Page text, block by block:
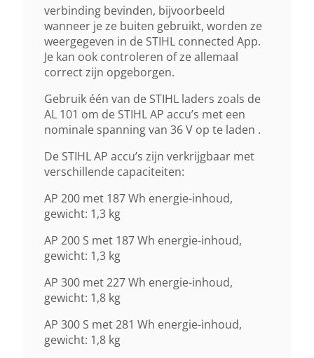
verbinding bevinden, bijvoorbeeld
wanneer je ze buiten gebruikt, worden ze
weergegeven in de STIHL connected App.
Je kan ook controleren of ze allemaal
correct zijn opgeborgen.
Gebruik één van de STIHL laders zoals de
AL 101 om de STIHL AP accu’s met een
nominale spanning van 36 V op te laden .
De STIHL AP accu’s zijn verkrijgbaar met
verschillende capaciteiten:
AP 200 met 187 Wh energie-inhoud,
gewicht: 1,3 kg
AP 200 S met 187 Wh energie-inhoud,
gewicht: 1,3 kg
AP 300 met 227 Wh energie-inhoud,
gewicht: 1,8 kg
AP 300 S met 281 Wh energie-inhoud,
gewicht: 1,8 kg